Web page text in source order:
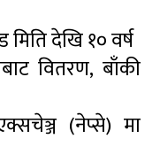
देखि १० वर्ष
वितरण, बाँकी
(नेप्से) मा